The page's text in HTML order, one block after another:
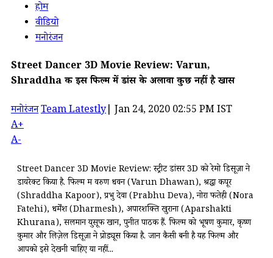
होम
वीडियो
मनोरंजन
Street Dancer 3D Movie Review: Varun,
Shraddha की इस फिल्म में डांस के अलावा कुछ नहीं है खास
मनोरंजनTeam Latestly Jan 24, 2020 02:55 PM IST
A+
A-
Street Dancer 3D Movie Review: स्ट्रीट डांसर 3D को रेमो डिसूज़ा ने
डायरेक्ट किया है. फिल्म में वरुण धवन (Varun Dhawan), श्रद्धा कपूर
(Shraddha Kapoor), प्रभु देवा (Prabhu Deva), नोरा फतेही (Nora
Fatehi), धर्मेंश (Dharmesh), अपारशक्ति खुराना (Aparshakti
Khurana), सलमान युसूफ खान, पुनीत पाठक हैं. फिल्म को भूषण कुमार, कृष्ण
कुमार और लिजे़ल डिसूज़ा ने प्रोड्यूस किया है. जानें कैसी बनी है यह फिल्म और
आपको इसे देखनी चाहिए या नहीं...